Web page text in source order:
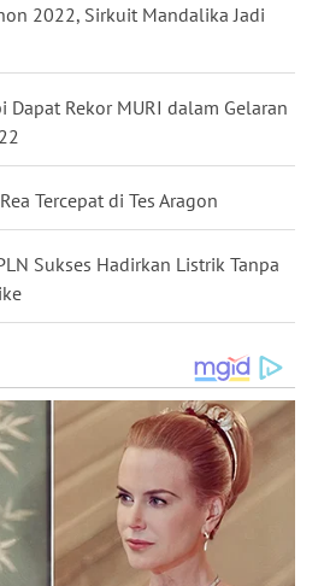
2022, Sirkuit Mandalika Jadi
Dapat Rekor MURI dalam Gelaran
Tercepat di Tes Aragon
Sukses Hadirkan Listrik Tanpa